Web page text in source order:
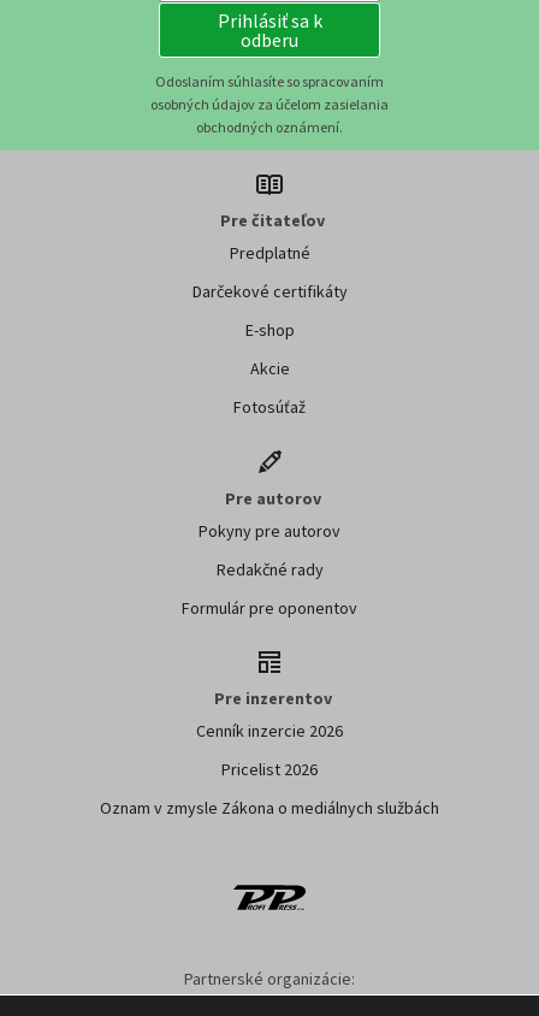
Prihlásiť sa k
odberu
Odoslaním súhlasíte so spracovaním
osobných údajov za účelom zasielania
obchodných oznámení.
Pre čitateľov
Predplatné
Darčekové certifikáty
E-shop
Akcie
Fotosúťaž
Pre autorov
Pokyny pre autorov
Redakčné rady
Formulár pre oponentov
Pre inzerentov
Cenník inzercie 2026
Pricelist 2026
Oznam v zmysle Zákona o mediálnych službách
Partnerské organizácie: